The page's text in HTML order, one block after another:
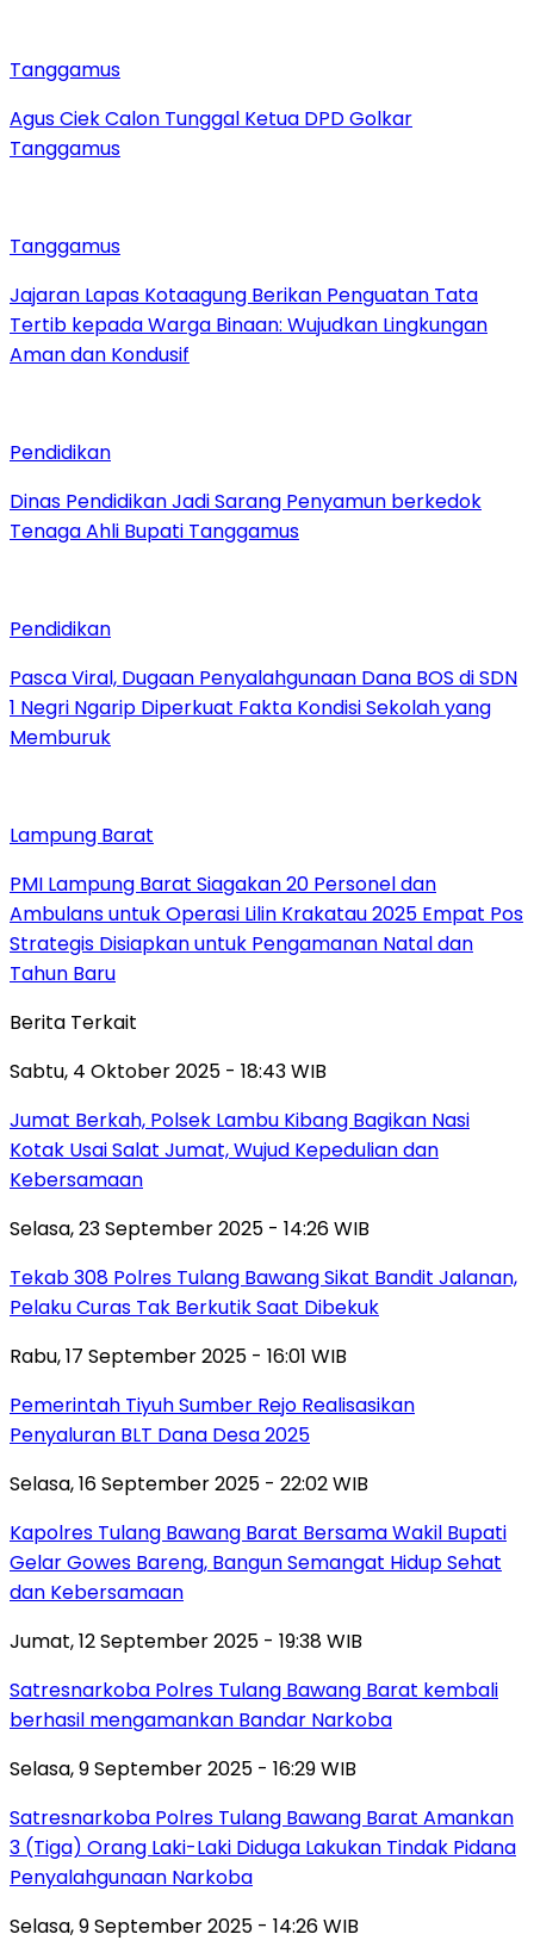
Tanggamus
Agus Ciek Calon Tunggal Ketua DPD Golkar
Tanggamus
Tanggamus
Jajaran Lapas Kotaagung Berikan Penguatan Tata
Tertib kepada Warga Binaan: Wujudkan Lingkungan
Aman dan Kondusif
Pendidikan
Dinas Pendidikan Jadi Sarang Penyamun berkedok
Tenaga Ahli Bupati Tanggamus
Pendidikan
Pasca Viral, Dugaan Penyalahgunaan Dana BOS di SDN
1 Negri Ngarip Diperkuat Fakta Kondisi Sekolah yang
Memburuk
Lampung Barat
PMI Lampung Barat Siagakan 20 Personel dan
Ambulans untuk Operasi Lilin Krakatau 2025 Empat Pos
Strategis Disiapkan untuk Pengamanan Natal dan
Tahun Baru
Berita Terkait
Sabtu, 4 Oktober 2025 - 18:43 WIB
Jumat Berkah, Polsek Lambu Kibang Bagikan Nasi
Kotak Usai Salat Jumat, Wujud Kepedulian dan
Kebersamaan
Selasa, 23 September 2025 - 14:26 WIB
Tekab 308 Polres Tulang Bawang Sikat Bandit Jalanan,
Pelaku Curas Tak Berkutik Saat Dibekuk
Rabu, 17 September 2025 - 16:01 WIB
Pemerintah Tiyuh Sumber Rejo Realisasikan
Penyaluran BLT Dana Desa 2025
Selasa, 16 September 2025 - 22:02 WIB
Kapolres Tulang Bawang Barat Bersama Wakil Bupati
Gelar Gowes Bareng, Bangun Semangat Hidup Sehat
dan Kebersamaan
Jumat, 12 September 2025 - 19:38 WIB
Satresnarkoba Polres Tulang Bawang Barat kembali
berhasil mengamankan Bandar Narkoba
Selasa, 9 September 2025 - 16:29 WIB
Satresnarkoba Polres Tulang Bawang Barat Amankan
3 (Tiga) Orang Laki-Laki Diduga Lakukan Tindak Pidana
Penyalahgunaan Narkoba
Selasa, 9 September 2025 - 14:26 WIB